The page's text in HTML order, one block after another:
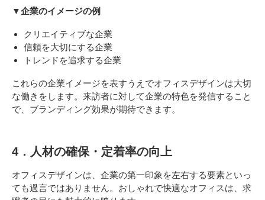
▼企業のイメージの例
クリエイティブな企業
信頼を大切にする企業
トレンドを追求する企業
これらの企業イメージを表すうえでオフィスデザインは大切
な働きをします。来訪者に対して企業の特色を発信すること
で、ブランディング効果が期待できます。
4．人材の確保・定着率の向上
オフィスデザインは、企業の第一印象を左右する要素といっ
ても過言ではありません。おしゃれで快適なオフィスは、求